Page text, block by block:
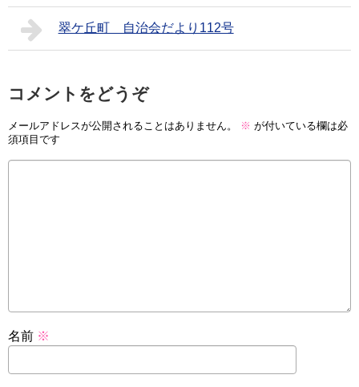
翠ケ丘町 自治会だより112号
コメントをどうぞ
メールアドレスが公開されることはありません。 ※ が付いている欄は必
須項目です
名前 ※